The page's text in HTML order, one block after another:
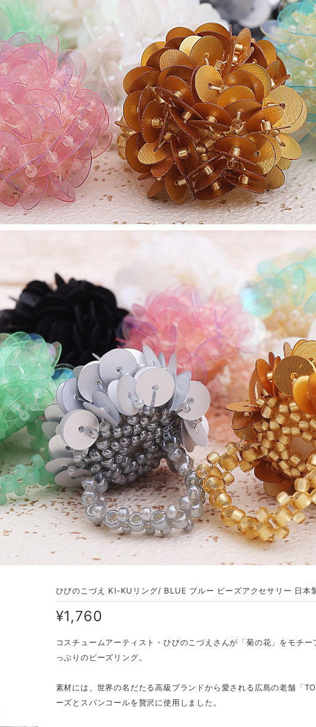
ひびのこづえ KI-KUリング/ BLUE ブルー ビーズアクセサリー 日本
¥1,760
コスチュームアーティスト・ひびのこづえさんが「菊の花」をモチー
っぷりのビーズリング。
素材には、世界の名だたる高級ブランドから愛される広島の老舗「
ーズとスパンコールを贅沢に使用しました。